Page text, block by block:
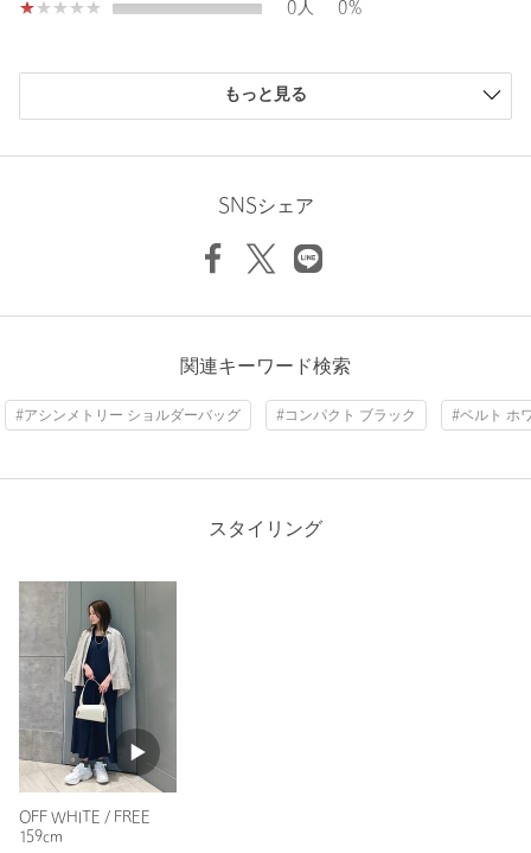
※商品の色味の目安は、商品単体の画像をご参照ください。
で下記の品名/品番をお申し付けください。
対象商品
裾上げ 対象外商品 裾上げについて
WOMEN
カテゴリー バッグ | ショルダーバッグ
素材
4032-3-990018
0人 0%
ニックネーム： ニ
購入カラー：OFF WHITE
年代：20代後半
身長：160cm
参考になった
※レビューは、個人の主観による感想・体感によるもので、商品の効果や性
能を保証するものではありません。
もっと見る
SNSシェア
関連キーワード検索
#アシンメトリー ショルダーバッグ #コンパクト ブラック #ベルト ホ
スタイリング
OFF WHITE / FREE
159cm